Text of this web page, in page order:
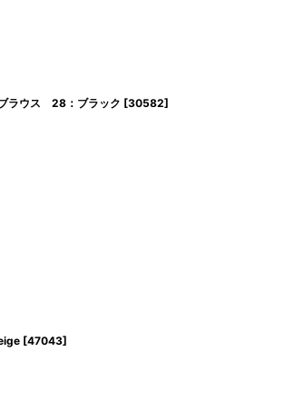
ラウス 28：ブラック [30582]
[47043]